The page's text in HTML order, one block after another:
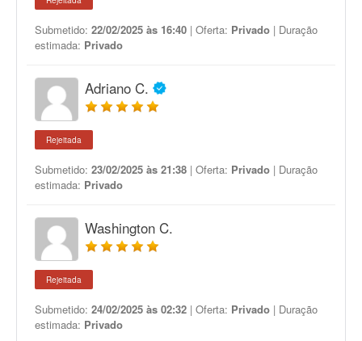
Submetido: 22/02/2025 às 16:40 | Oferta: Privado | Duração
estimada: Privado
Adriano C.
Rejeitada
Submetido: 23/02/2025 às 21:38 | Oferta: Privado | Duração
estimada: Privado
Washington C.
Rejeitada
Submetido: 24/02/2025 às 02:32 | Oferta: Privado | Duração
estimada: Privado